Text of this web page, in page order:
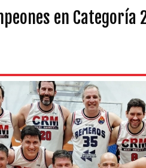
en Categoría